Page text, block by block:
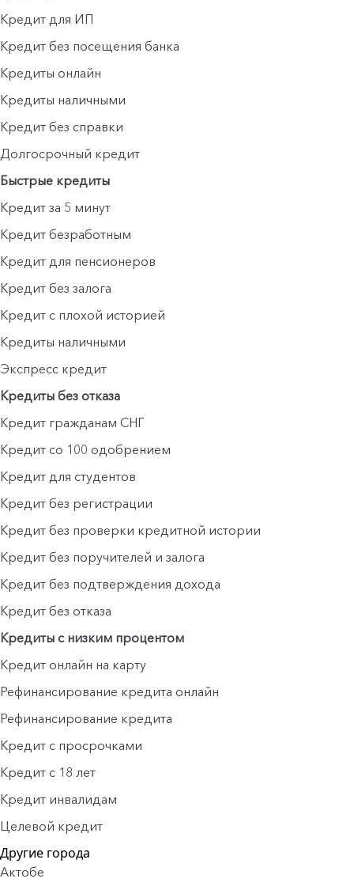
Кредит для ИП
Кредит без посещения банка
Кредиты онлайн
Кредиты наличными
Кредит без справки
Долгосрочный кредит
Быстрые кредиты
Кредит за 5 минут
Кредит безработным
Кредит для пенсионеров
Кредит без залога
Кредит с плохой историей
Кредиты наличными
Экспресс кредит
Кредиты без отказа
Кредит гражданам СНГ
Кредит со 100 одобрением
Кредит для студентов
Кредит без регистрации
Кредит без проверки кредитной истории
Кредит без поручителей и залога
Кредит без подтверждения дохода
Кредит без отказа
Кредиты с низким процентом
Кредит онлайн на карту
Рефинансирование кредита онлайн
Рефинансирование кредита
Кредит с просрочками
Кредит с 18 лет
Кредит инвалидам
Целевой кредит
Другие города
Актобе